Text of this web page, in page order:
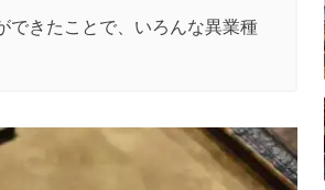
できたことで、いろんな異業種